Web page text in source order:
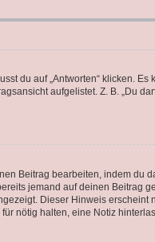
du auf „Antworten“ klicken.
aufgelistet. Z. B. „Du
Beitrag bearbeiten, indem du
jemand auf deinen Beitrag
Dieser Hinweis erscheint
nötig halten, eine Notiz